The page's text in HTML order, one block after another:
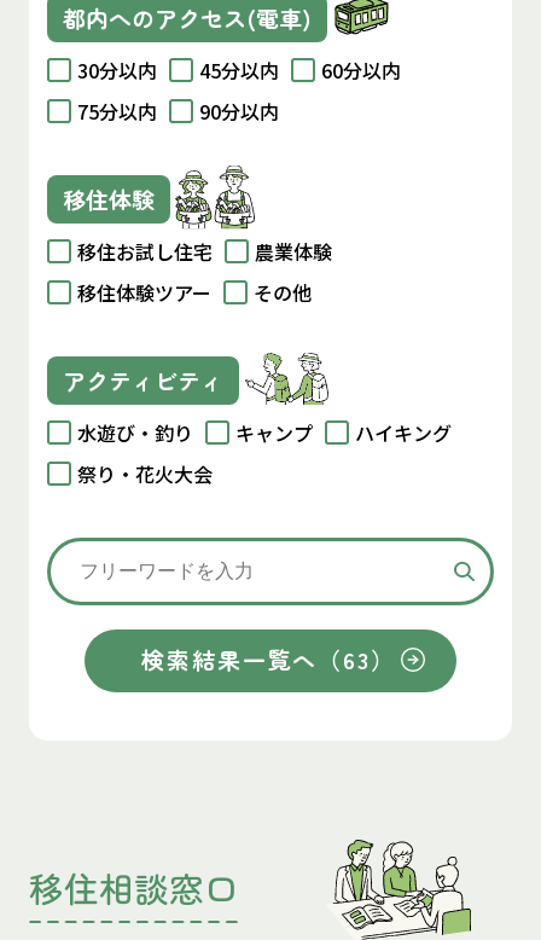
都内へのアクセス(電車)
30分以内 45分以内
60分以内
75分以内
90分以内
移住体験
移住お試し住宅
農業体験
移住体験ツアー
その他
アクティビティ
水遊び・釣り キャンプ
ハイキング
祭り・花火大会
移住相談窓口